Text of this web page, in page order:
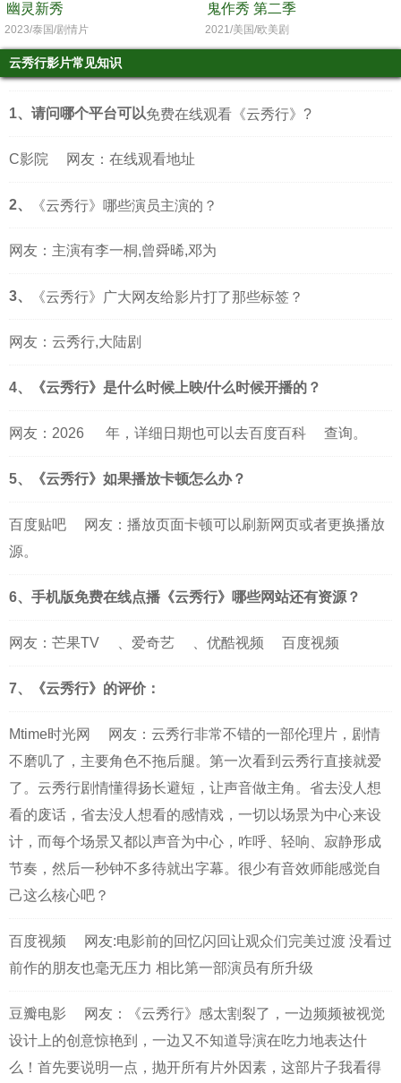
幽灵新秀
2023/泰国/剧情片
鬼作秀 第二季
2021/美国/欧美剧
云秀行影片常见知识
1、请问哪个平台可以免费在线观看《云秀行》?
C影院 网友：在线观看地址
2、 《云秀行》哪些演员主演的？
网友：主演有李一桐,曾舜晞,邓为
3、 《云秀行》广大网友给影片打了那些标签？
网友：云秀行,大陆剧
4、《云秀行》是什么时候上映/什么时候开播的？
网友： 2026 年，详细日期也可以去百度百科 查询。
5、《云秀行》如果播放卡顿怎么办？
百度贴吧
网友：播放页面卡顿可以刷新网页或者更换播放
源。
6、手机版免费在线点播《云秀行》哪些网站还有资源？
网友： 芒果TV 、 爱奇艺 、 优酷视频 百度视频
7、《云秀行》的评价：
Mtime时光网
网友：云秀行非常不错的一部伦理片，剧情
不磨叽了，主要角色不拖后腿。第一次看到云秀行直接就爱
了。云秀行剧情懂得扬长避短，让声音做主角。省去没人想
看的废话，省去没人想看的感情戏，一切以场景为中心来设
计，而每个场景又都以声音为中心，咋呼、轻响、寂静形成
节奏，然后一秒钟不多待就出字幕。很少有音效师能感觉自
己这么核心吧？
百度视频
网友:电影前的回忆闪回让观众们完美过渡 没看过
前作的朋友也毫无压力 相比第一部演员有所升级
豆瓣电影
网友：《云秀行》感太割裂了，一边频频被视觉
设计上的创意惊艳到，一边又不知道导演在吃力地表达什
么！首先要说明一点，抛开所有片外因素，这部片子我看得